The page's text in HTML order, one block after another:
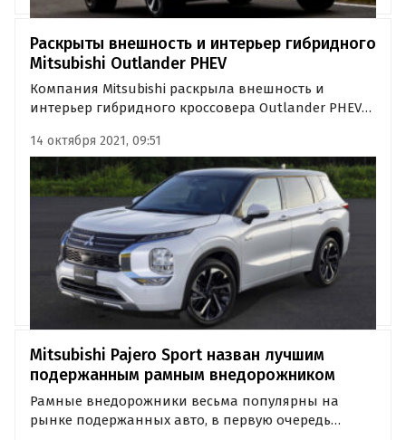
Раскрыты внешность и интерьер гибридного
Mitsubishi Outlander PHEV
Компания Mitsubishi раскрыла внешность и
интерьер гибридного кроссовера Outlander PHEV
премьеры. Как сообщают «Автоновости дня»,
новый Outlander PHEV дебютирует 28 октября, а в
продажу на рынке США он…
14 октября 2021, 09:51
Mitsubishi Pajero Sport назван лучшим
подержанным рамным внедорожником
Рамные внедорожники весьма популярны на
рынке подержанных авто, в первую очередь